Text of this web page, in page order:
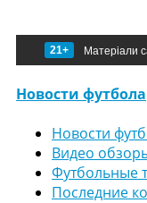
21+ Матеріали
Новости футбола
Новости
Видео
Футбольные
Последние